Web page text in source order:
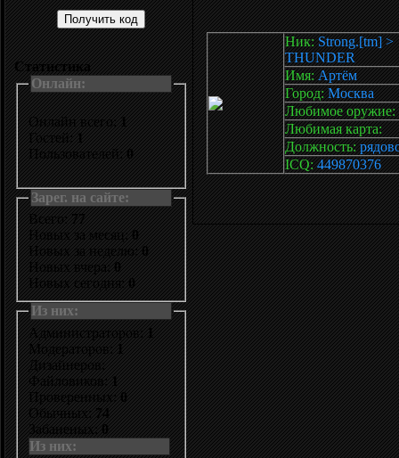
Статистика
Онлайн:
Онлайн всего:1
Гостей:1
Пользователей:0
Зарег. на сайте:
Всего:77
Новых за месяц:0
Новых за неделю:0
Новых вчера:0
Новых сегодня:0
Из них:
Администраторов:1
Модераторов:1
Дизайнеров:
Файловиков:1
Проверенных:0
Обычных:74
Забаненых:0
Из них:
Ник:Strong.[tm] >
THUNDER
Имя:Артём
Город:Москва
Любимое оружие:
Любимая карта:
Должность:
ICQ:449870376